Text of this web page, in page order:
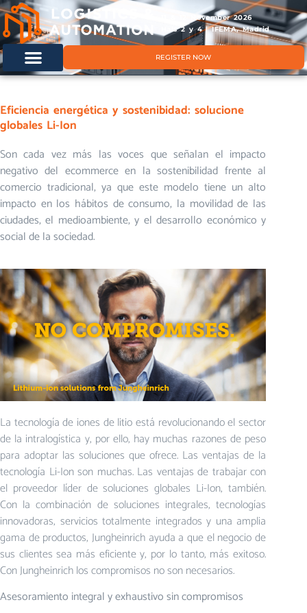
11 & 12 November 2026
Hals 2 y 4 | IFEMA, Madrid
REGISTER NOW
Eficiencia energética y sostenibidad: solucione
globales Li-Ion
Son cada vez más las voces que señalan el impacto
negativo del ecommerce en la sostenibilidad frente al
comercio tradicional, ya que este modelo tiene un alto
impacto en los hábitos de consumo, la movilidad de las
ciudades, el medioambiente, y el desarrollo económico y
social de la sociedad.
La tecnología de iones de litio está revolucionando el sector
de la intralogística y, por ello, hay muchas razones de peso
para adoptar las soluciones que ofrece. Las ventajas de la
tecnología Li-Ion son muchas. Las ventajas de trabajar con
el proveedor líder de soluciones globales Li-Ion, también.
Con la combinación de soluciones integrales, tecnologías
innovadoras, servicios totalmente integrados y una amplia
gama de productos, Jungheinrich ayuda a que el negocio de
sus clientes sea más eficiente y, por lo tanto, más exitoso.
Con Jungheinrich los compromisos no son necesarios.
Asesoramiento integral y exhaustivo sin compromisos